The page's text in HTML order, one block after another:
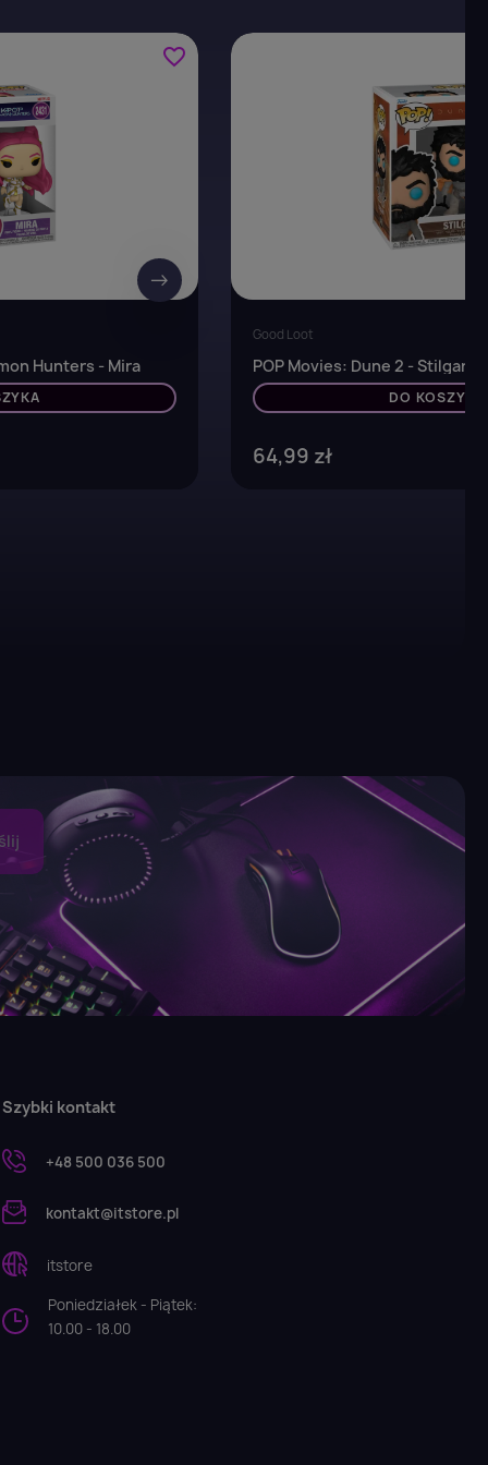
favorite_border
Hunters - Mira
Good Loot
POP Movies: Dune 2 - Stilgar
DO KOSZYKA
64,99 zł
→
Szybki kontakt
+48 500 036 500
kontakt@itstore.pl
itstore
Poniedziałek - Piątek:
10.00 - 18.00